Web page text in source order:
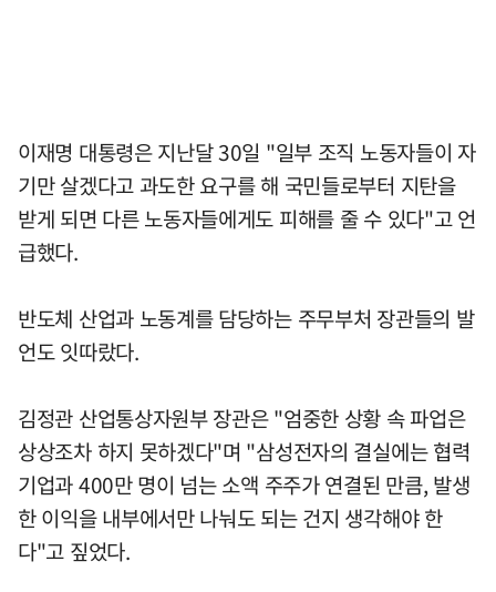
이재명 대통령은 지난달 30일 "일부 조직 노동자들이 자
기만 살겠다고 과도한 요구를 해 국민들로부터 지탄을
받게 되면 다른 노동자들에게도 피해를 줄 수 있다"고 언
급했다.
반도체 산업과 노동계를 담당하는 주무부처 장관들의 발
언도 잇따랐다.
김정관 산업통상자원부 장관은 "엄중한 상황 속 파업은
상상조차 하지 못하겠다"며 "삼성전자의 결실에는 협력
기업과 400만 명이 넘는 소액 주주가 연결된 만큼, 발생
한 이익을 내부에서만 나눠도 되는 건지 생각해야 한
다"고 짚었다.